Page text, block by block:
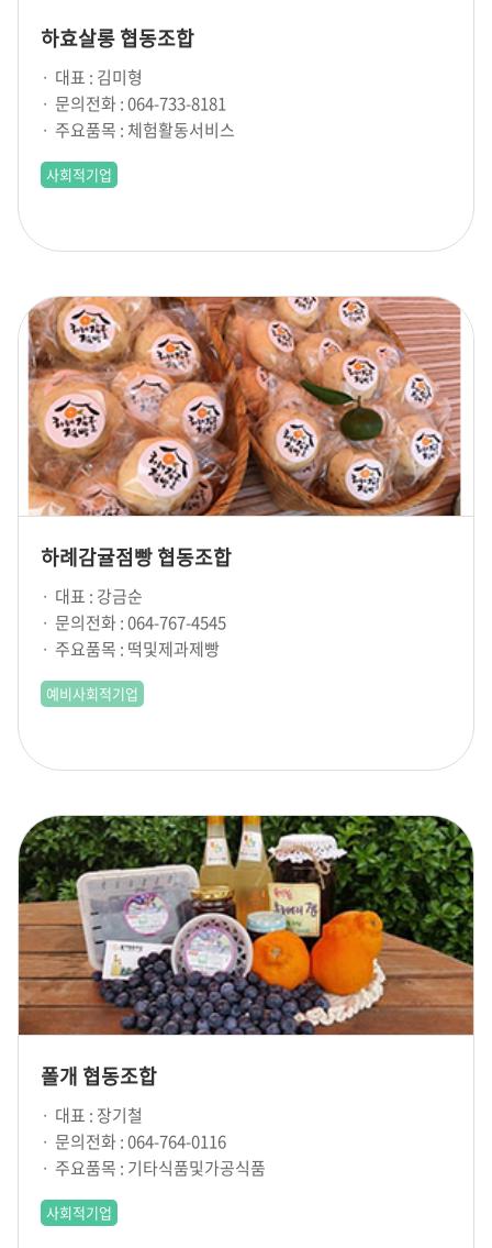
하효살롱 협동조합
대표 : 김미형
문의전화 : 064-733-8181
주요품목 : 체험활동서비스
사회적기업
하례감귤점빵 협동조합
대표 : 강금순
문의전화 : 064-767-4545
주요품목 : 떡및제과제빵
예비사회적기업
폴개 협동조합
대표 : 장기철
문의전화 : 064-764-0116
주요품목 : 기타식품및가공식품
사회적기업